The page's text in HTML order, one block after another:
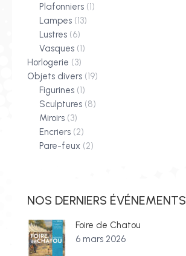
Plafonniers (1)
Lampes (13)
Lustres (6)
Vasques (1)
Horlogerie (3)
Objets divers (19)
Figurines (1)
Sculptures (8)
Miroirs (3)
Encriers (2)
Pare-feux (2)
NOS DERNIERS ÉVÉNEMENTS
Foire de Chatou
6 mars 2026